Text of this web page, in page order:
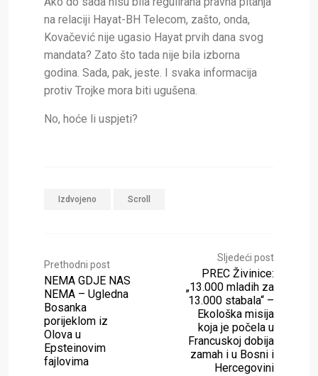
na relaciji Hayat-BH Telecom, zašto, onda,
Kovačević nije ugasio Hayat prvih dana svog
mandata? Zato što tada nije bila izborna
godina. Sada, pak, jeste. I svaka informacija
protiv Trojke mora biti ugušena.
No, hoće li uspjeti?
Izdvojeno Scroll
Prethodni post
NEMA GDJE NAS
NEMA – Ugledna
Bosanka
porijeklom iz
Olova u
Epsteinovim
fajlovima
Sljedeći post
PREC Živinice:
„13.000 mladih za
13.000 stabala“ –
Ekološka misija
koja je počela u
Francuskoj dobija
zamah i u Bosni i
Hercegovini